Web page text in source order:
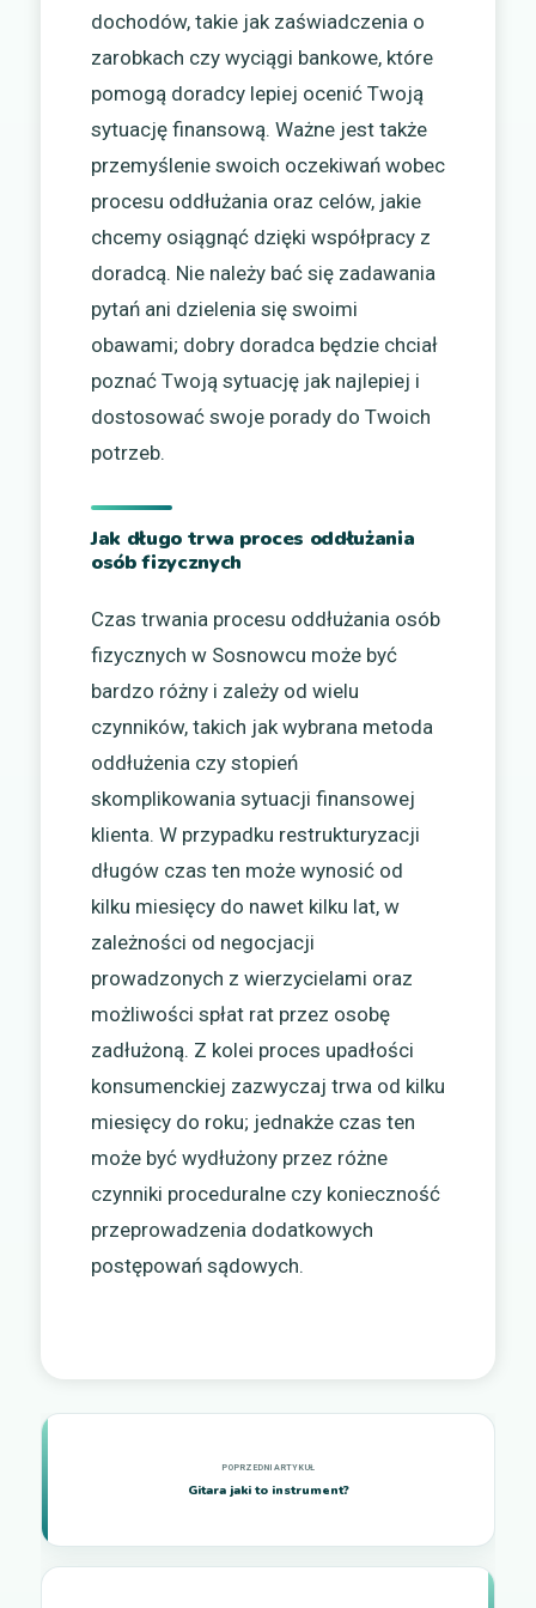
dochodów, takie jak zaświadczenia o
zarobkach czy wyciągi bankowe, które
pomogą doradcy lepiej ocenić Twoją
sytuację finansową. Ważne jest także
przemyślenie swoich oczekiwań wobec
procesu oddłużania oraz celów, jakie
chcemy osiągnąć dzięki współpracy z
doradcą. Nie należy bać się zadawania
pytań ani dzielenia się swoimi
obawami; dobry doradca będzie chciał
poznać Twoją sytuację jak najlepiej i
dostosować swoje porady do Twoich
potrzeb.
Jak długo trwa proces oddłużania
osób fizycznych
Czas trwania procesu oddłużania osób
fizycznych w Sosnowcu może być
bardzo różny i zależy od wielu
czynników, takich jak wybrana metoda
oddłużenia czy stopień
skomplikowania sytuacji finansowej
klienta. W przypadku restrukturyzacji
długów czas ten może wynosić od
kilku miesięcy do nawet kilku lat, w
zależności od negocjacji
prowadzonych z wierzycielami oraz
możliwości spłat rat przez osobę
zadłużoną. Z kolei proces upadłości
konsumenckiej zazwyczaj trwa od kilku
miesięcy do roku; jednakże czas ten
może być wydłużony przez różne
czynniki proceduralne czy konieczność
przeprowadzenia dodatkowych
postępowań sądowych.
Gitara jaki to instrument?